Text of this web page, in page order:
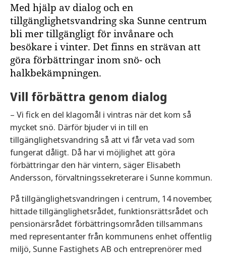
Med hjälp av dialog och en
tillgänglighetsvandring ska Sunne centrum
bli mer tillgängligt för invånare och
besökare i vinter. Det finns en strävan att
göra förbättringar inom snö- och
halkbekämpningen.
Vill förbättra genom dialog
– Vi fick en del klagomål i vintras när det kom så
mycket snö. Därför bjuder vi in till en
tillgänglighetsvandring så att vi får veta vad som
fungerat dåligt. Då har vi möjlighet att göra
förbättringar den här vintern, säger Elisabeth
Andersson, förvaltningssekreterare i Sunne kommun.
På tillgänglighetsvandringen i centrum, 14 november,
hittade tillgänglighetsrådet, funktionsrättsrådet och
pensionärsrådet förbättringsområden tillsammans
med representanter från kommunens enhet offentlig
miljö, Sunne Fastighets AB och entreprenörer med